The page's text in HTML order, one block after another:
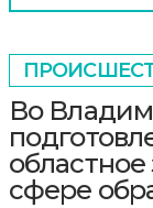
Во
областное
сфере